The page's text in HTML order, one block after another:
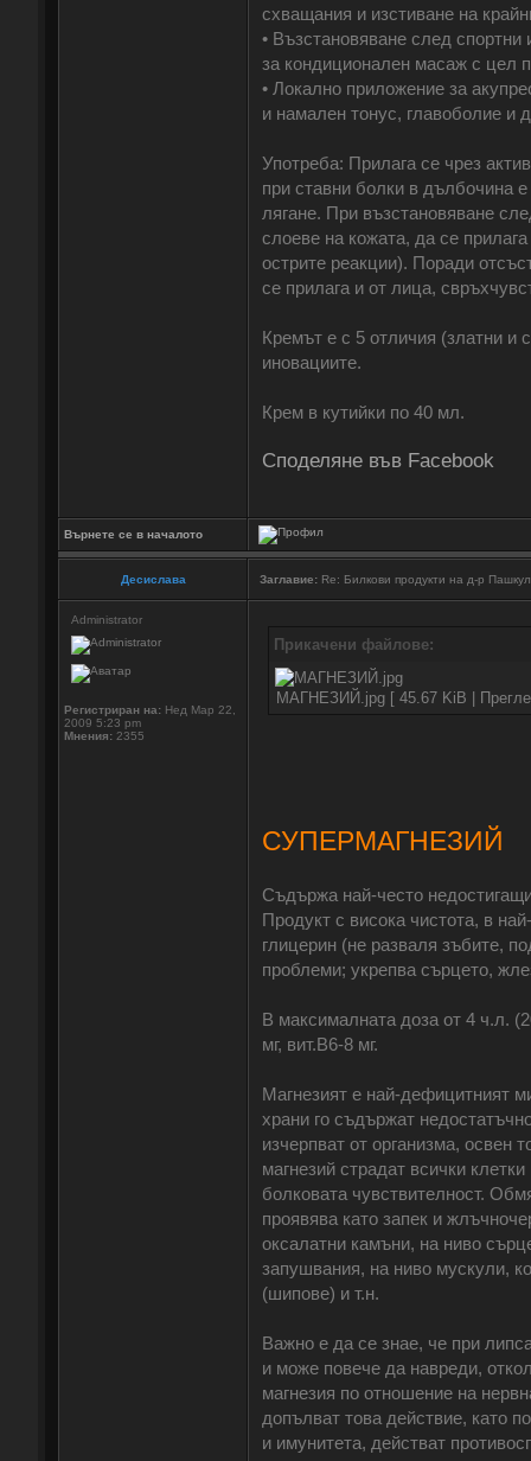
схващания и изстиване на
• Възстановяване след
за кондиционален масаж с цел
• Локално приложение за
и намален тонус, главоболие и
Употреба: Прилага се чрез
при ставни болки в дълбочина
лягане. При възстановяване
слоеве на кожата, да се
острите реакции). Поради
се прилага и от лица,
Кремът е с 5 отличия (златни
иновациите.
Крем в кутийки по 40 мл.
Споделяне във Facebook
Върнете се в началото
Десислава Заглавие: Re: Билкови продукти на д-р
Administrator
Регистриран на: Нед Мар 22,
2009 5:23 pm
Мнения: 2355
Прикачени файлове:
МАГНЕЗИЙ.jpg [ 45.67 KiB |
СУПЕРМАГНЕЗИЙ
Съдържа най-често
Продукт с висока чистота, в
глицерин (не разваля зъбите,
проблеми; укрепва сърцето,
В максималната доза от 4 ч.л.
мг, вит.В6-8 мг.
Магнезият е най-дефицитният
храни го съдържат
изчерпват от организма, освен
магнезий страдат всички
болковата чувствителност.
проявява като запек и
оксалатни камъни, на ниво
запушвания, на ниво мускули,
(шипове) и т.н.
Важно е да се знае, че при
и може повече да навреди,
магнезия по отношение на
допълват това действие, като
и имунитета, действат